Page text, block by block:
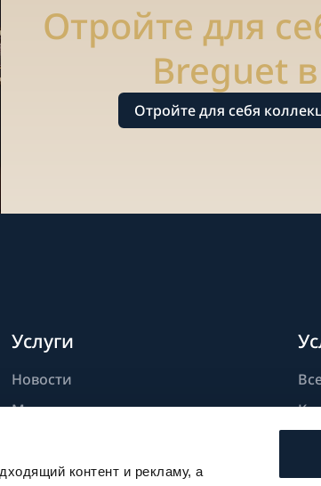
контент и рекламу, а
Отройте для
Breguet
Отройте для себя
Услуги
Новости
Мастерство
Устойчивое развитие